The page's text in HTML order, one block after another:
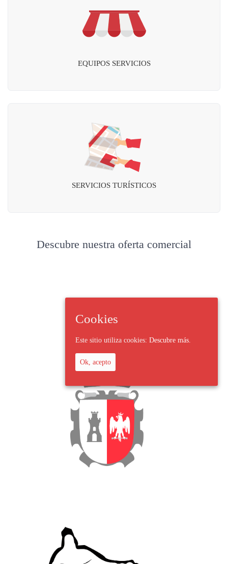
EQUIPOS SERVICIOS
SERVICIOS TURÍSTICOS
Descubre nuestra oferta comercial
Cookies
Este sitio utiliza cookies: Descubre más.
Ok, acepto